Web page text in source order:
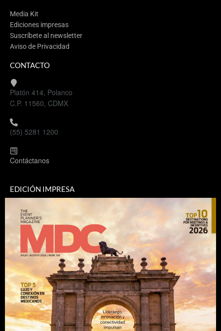
Media Kit
Ediciones impresas
Suscríbete al newsletter
Aviso de Privacidad
CONTACTO
Platón 414, Polanco
C.P. 11560, CDMX
(55) 5281 1200
Contáctanos
EDICIÓN IMPRESA